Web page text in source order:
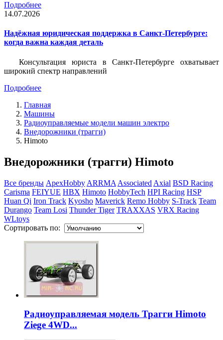
Подробнее
14.07.2026
Надёжная юридическая поддержка в Санкт-Петербурге:
когда важна каждая деталь
Консультация юриста в Санкт-Петербурге охватывает
широкий спектр направлений
Подробнее
Главная
Машины
Радиоуправляемые модели машин электро
Внедорожники (трагги)
Himoto
Внедорожники (трагги) Himoto
Все бренды ApexHobby ARRMA Associated Axial BSD Racing
Carisma FEIYUE HBX Himoto HobbyTech HPI Racing HSP
Huan Qi Iron Track Kyosho Maverick Remo Hobby S-Track Team
Durango Team Losi Thunder Tiger TRAXXAS VRX Racing
WLtoys
Сортировать по:
Радиоуправляемая модель Трагги Himoto
Ziege 4WD...